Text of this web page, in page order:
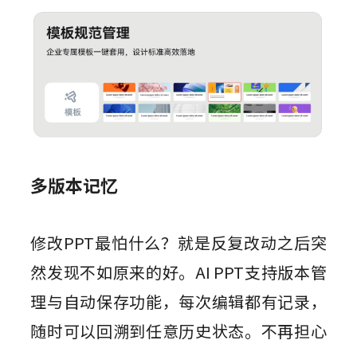
多版本记忆
修改PPT最怕什么？就是反复改动之后突
然发现不如原来的好。AI PPT支持版本管
理与自动保存功能，每次编辑都有记录，
随时可以回溯到任意历史状态。不再担心